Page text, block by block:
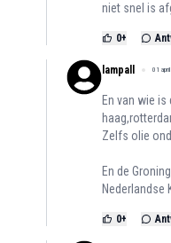
niet snel is
0+
lampall 01
En van wie
Zelfs olie
En de
Nederlandse
0+